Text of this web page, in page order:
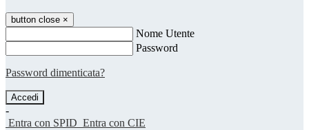
button close ×
Nome Utente
Password
Password dimenticata?
-
Entra con SPID Entra con CIE